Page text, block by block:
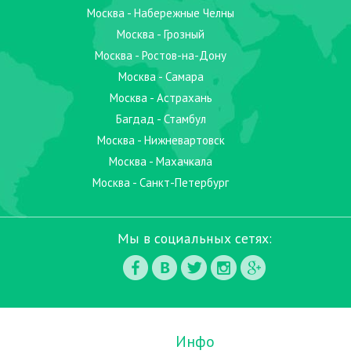
Москва - Набережные Челны
Москва - Грозный
Москва - Ростов-на-Дону
Москва - Самара
Москва - Астрахань
Багдад - Стамбул
Москва - Нижневартовск
Москва - Махачкала
Москва - Санкт-Петербург
Мы в социальных сетях:
Инфо